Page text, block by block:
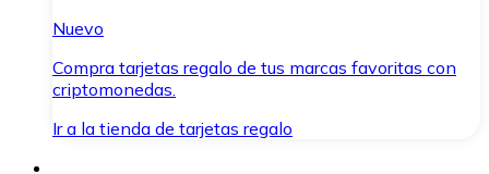
Nuevo
Compra tarjetas regalo de tus marcas favoritas con
criptomonedas.
Ir a la tienda de tarjetas regalo